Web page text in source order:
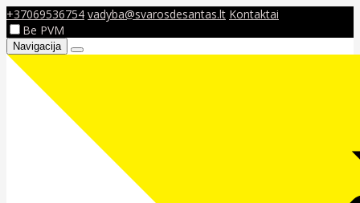
+37069536754 vadyba@svarosdesantas.lt Kontaktai
Be PVM
Navigacija